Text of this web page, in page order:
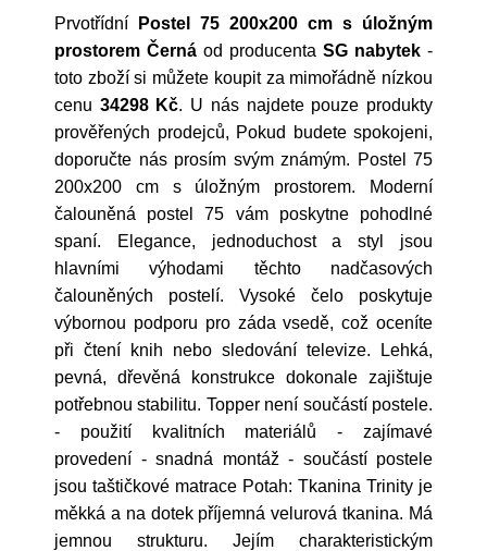
Prvotřídní
Postel 75 200x200 cm s úložným
prostorem Černá od producenta SG nabytek -
toto zboží si můžete koupit za mimořádně nízkou
cenu 34298 Kč. U nás najdete pouze produkty
prověřených prodejců, Pokud budete spokojeni,
doporučte nás prosím svým známým. Postel 75
200x200 cm s úložným prostorem. Moderní
čalouněná postel 75 vám poskytne pohodlné
spaní. Elegance, jednoduchost a styl jsou
hlavními výhodami těchto nadčasových
čalouněných postelí. Vysoké čelo poskytuje
výbornou podporu pro záda vsedě, což oceníte
při čtení knih nebo sledování televize. Lehká,
pevná, dřevěná konstrukce dokonale zajištuje
potřebnou stabilitu. Topper není součástí postele.
- použití kvalitních materiálů - zajímavé
provedení - snadná montáž - součástí postele
jsou taštičkové matrace Potah: Tkanina Trinity je
měkká a na dotek příjemná velurová tkanina. Má
jemnou strukturu. Jejím charakteristickým